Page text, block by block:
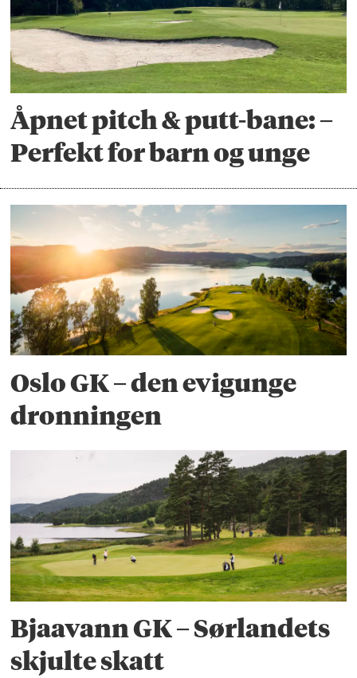
Åpnet pitch & putt-bane: –
Perfekt for barn og unge
Oslo GK – den evigunge
dronningen
Bjaavann GK – Sørlandets
skjulte skatt